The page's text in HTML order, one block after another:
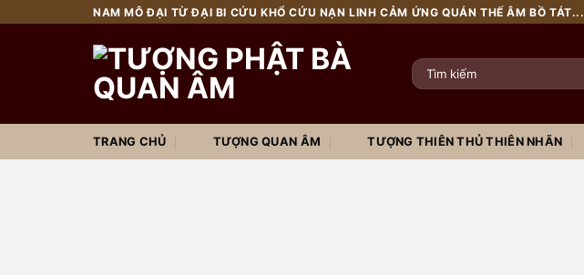
NAM MÔ ĐẠI TỪ ĐẠI BI CỨU KHỔ CỨU NẠN LINH CẢM ỨNG QUÁN THẾ ÂM BỒ TÁT...
Tìm
kiếm:
TRANG CHỦ TƯỢNG QUAN ÂM TƯỢNG THIÊN THỦ THIÊN NHÃN